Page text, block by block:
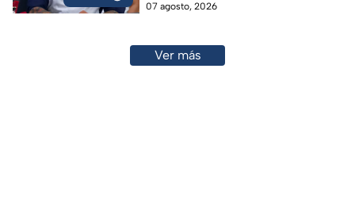
07 agosto, 2026
Ver más